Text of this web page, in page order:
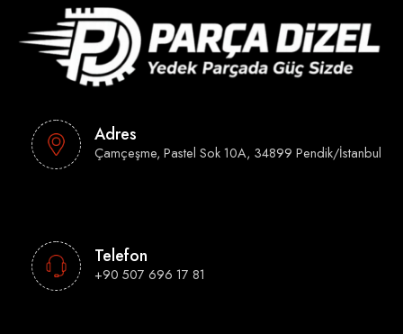
Adres
Çamçeşme, Pastel Sok 10A, 34899 Pendik/İstanbul
Telefon
+90 507 696 17 81